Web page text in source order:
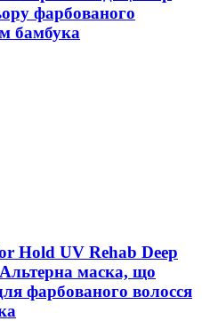
фарбованого
бамбука
Hold UV Rehab Deep
маска, що
фарбованого волосся